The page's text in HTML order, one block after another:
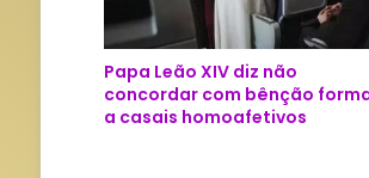
l
o
d
o
J
Papa Leão XIV diz não
concordar com bênção
a casais homoafetivos